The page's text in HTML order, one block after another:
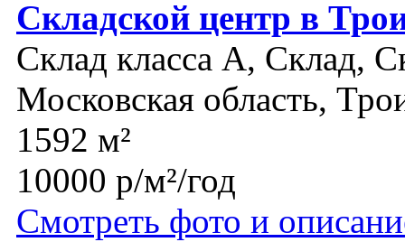
Складской центр в
Склад класса A, Склад,
Московская область,
1592 м²
10000 р/м²/год
Смотреть фото и